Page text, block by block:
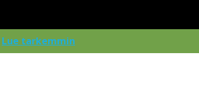
Lue tarkemmin